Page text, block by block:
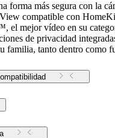
forma más segura con la
compatible con
el mejor vídeo en su
de privacidad
familia, tanto dentro como